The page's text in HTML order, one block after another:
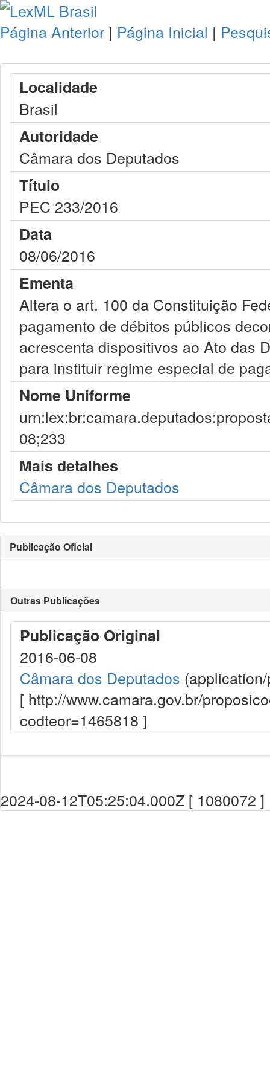
Página Anterior | Página Inicial |
Localidade
Brasil
Autoridade
Câmara dos Deputados
Título
PEC 233/2016
Data
08/06/2016
Ementa
Altera o art. 100 da Constituição
pagamento de débitos públicos
acrescenta dispositivos ao Ato das
para instituir regime especial de
Nome Uniforme
08;233
Mais detalhes
Câmara dos Deputados
Publicação Oficial
Outras Publicações
Publicação Original
2016-06-08
Câmara dos Deputados
[ http://www.camara.gov.br/
codteor=1465818 ]
2024-08-12T05:25:04.000Z [ 1080072 ]